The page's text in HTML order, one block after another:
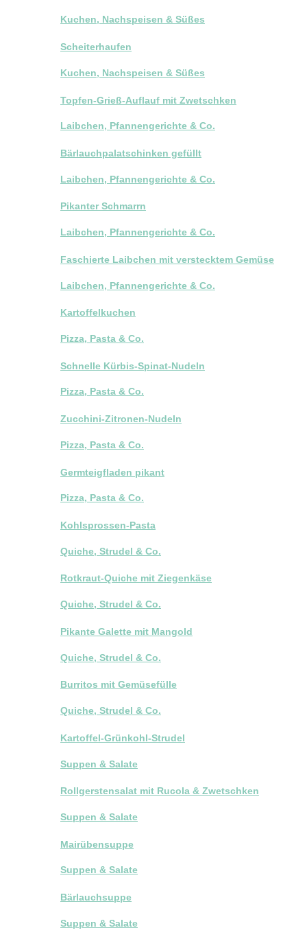
Kuchen, Nachspeisen & Süßes
Scheiterhaufen
Kuchen, Nachspeisen & Süßes
Topfen-Grieß-Auflauf mit Zwetschken
Laibchen, Pfannengerichte & Co.
Bärlauchpalatschinken gefüllt
Laibchen, Pfannengerichte & Co.
Pikanter Schmarrn
Laibchen, Pfannengerichte & Co.
Faschierte Laibchen mit verstecktem Gemüse
Laibchen, Pfannengerichte & Co.
Kartoffelkuchen
Pizza, Pasta & Co.
Schnelle Kürbis-Spinat-Nudeln
Pizza, Pasta & Co.
Zucchini-Zitronen-Nudeln
Pizza, Pasta & Co.
Germteigfladen pikant
Pizza, Pasta & Co.
Kohlsprossen-Pasta
Quiche, Strudel & Co.
Rotkraut-Quiche mit Ziegenkäse
Quiche, Strudel & Co.
Pikante Galette mit Mangold
Quiche, Strudel & Co.
Burritos mit Gemüsefülle
Quiche, Strudel & Co.
Kartoffel-Grünkohl-Strudel
Suppen & Salate
Rollgerstensalat mit Rucola & Zwetschken
Suppen & Salate
Mairübensuppe
Suppen & Salate
Bärlauchsuppe
Suppen & Salate